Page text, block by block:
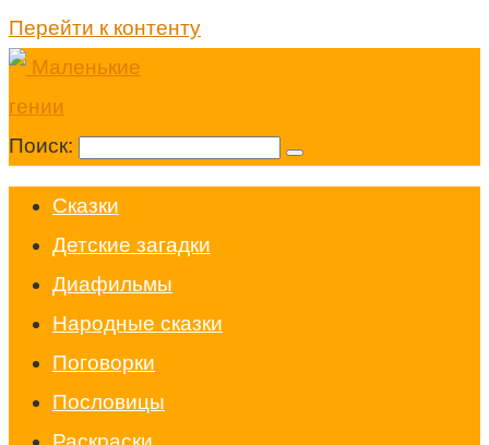
Перейти к контенту
Поиск:
Cказки
Детские загадки
Диафильмы
Народные сказки
Поговорки
Пословицы